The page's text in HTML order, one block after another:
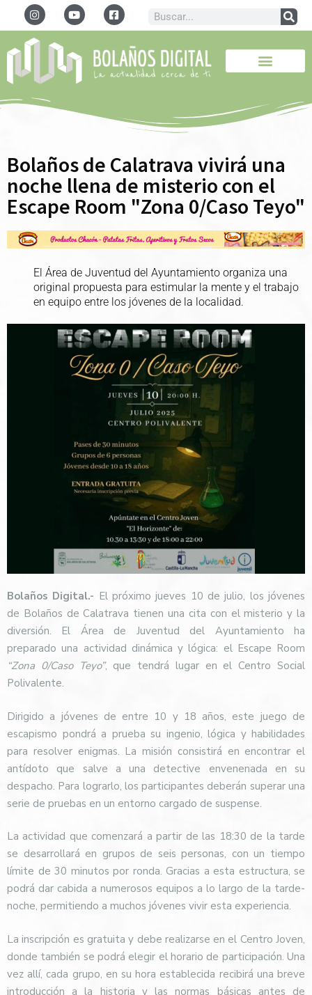
Bolaños de Calatrava vivirá una
noche llena de misterio con el
Escape Room "Zona 0/Caso Teyo"
El Área de Juventud del Ayuntamiento organiza una
original propuesta para estimular la mente y el trabajo
en equipo entre los jóvenes de la localidad.
Bolaños Digital.- El próximo jueves 10 de julio, los jóvenes
de Bolaños de Calatrava tienen una cita con el misterio y la
diversión. El Área de Juventud del Ayuntamiento ha
preparado una actividad dinámica y lógica: el Escape Room
“Zona 0/Caso Teyo”, que tendrá lugar en el Centro Social
Polivalente.
Dirigido a jóvenes de entre 10 y 18 años, este juego de
escapismo pondrá a prueba su ingenio, lógica y habilidades
para resolver enigmas. La misión consistirá en encontrar el
antídoto que salve a una detective envenenada en su
despacho. Para lograrlo, los participantes deberán superar una
serie de pruebas en un entorno cargado de suspense.
La actividad que comenzará a partir de las 18:30 de la tarde
se desarrollará en grupos de seis personas, con un tiempo
límite de 30 minutos por ronda. Gracias a esta estructura, se
podrá dar cabida a numerosos equipos a lo largo de la tarde-
noche, permitiendo a muchos jóvenes vivir esta experiencia.
La inscripción es gratuita y debe realizarse en el Centro Joven,
donde también se podrá elegir el horario de participación. Una
vez allí, cada grupo, en su hora establecida recibirá una breve
introducción a la historia y las normas básicas antes de